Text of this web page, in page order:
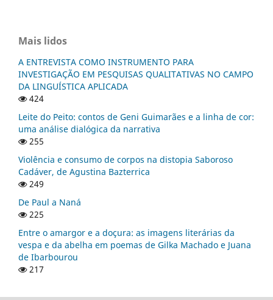
Mais lidos
A ENTREVISTA COMO INSTRUMENTO PARA
INVESTIGAÇÃO EM PESQUISAS QUALITATIVAS NO CAMPO
DA LINGUÍSTICA APLICADA
424
Leite do Peito: contos de Geni Guimarães e a linha de cor:
uma análise dialógica da narrativa
255
Violência e consumo de corpos na distopia Saboroso
Cadáver, de Agustina Bazterrica
249
De Paul a Naná
225
Entre o amargor e a doçura: as imagens literárias da
vespa e da abelha em poemas de Gilka Machado e Juana
de Ibarbourou
217